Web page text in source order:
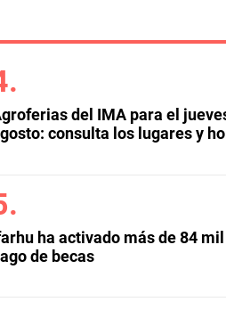
del IMA para el
consulta los lugares y
ha activado más de 84
de becas